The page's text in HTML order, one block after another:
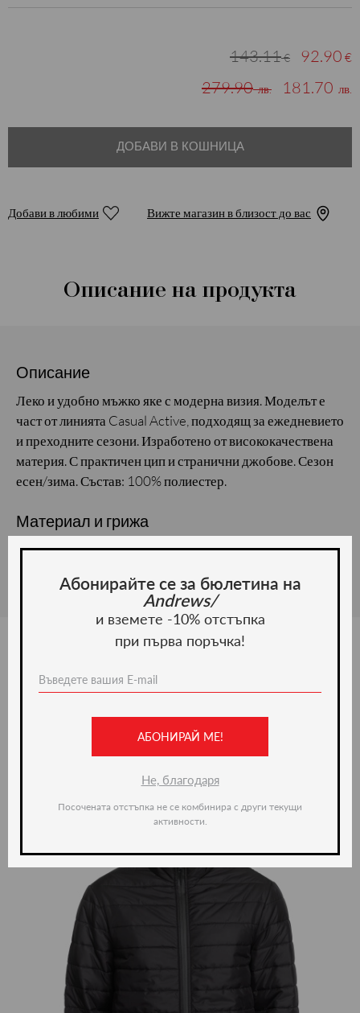
143.11€ 92.90 €
279.90лв. 181.70 лв.
ДОБАВИ В КОШНИЦА
Добави в любими Вижте магазин в близост до вас
Описание на продукта
Описание
Леко и удобно мъжко яке с модерна визия. Моделът е
част от линията Casual Active, подходящ за ежедневието
и преходните сезони. Изработено от висококачествена
материя. С практичен цип и странични джобове. Сезон
есен/зима. Състав: 100% полиестер.
Материал и грижа
Материал: Полиестер
Ние препоръчваме
Абонирайте се за бюлетина на
Andrews/
и вземете -10% отстъпка
при първа поръчка!
АБОНИРАЙ МЕ!
Не, благодаря
Посочената отстъпка не се комбинира с други текущи
активности.